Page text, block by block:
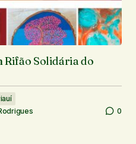
Rifão Solidária do
0